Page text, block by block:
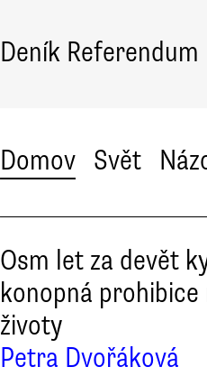
Deník Referendum
Domov Svět
Osm let za devět
konopná
životy
Petra Dvořáková